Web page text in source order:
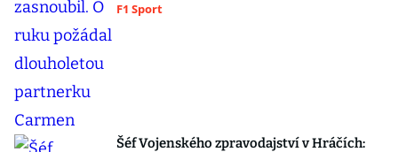
F1 Sport
Šéf Vojenského zpravodajství v Hráčích: